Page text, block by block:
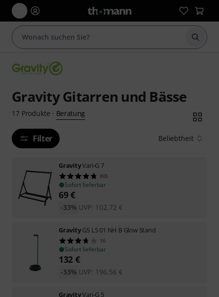
Suche
Gravity Gitarren und Bässe
17 Produkte · Beratung
Filter Beliebtheit
GravityVari-G 7
805
Sofort lieferbar
69€
UVP: 102,72 €
-33%
GravityGS LS 01 NH B Glow Stand
16
Sofort lieferbar
132 €
UVP: 196,56 €
-33%
GravityVari-G 5